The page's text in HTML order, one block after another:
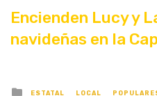
Encienden Lucy y
navideñas en la
Posted
ESTATAL LOCAL